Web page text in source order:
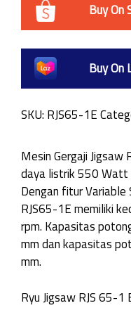
Buy On
Buy On
SKU: RJS65-1E
Mesin Gergaji Jigsaw
daya listrik 550 Watt
Dengan fitur Variable
RJS65-1E memiliki
rpm. Kapasitas
mm dan kapasitas
mm.
Ryu Jigsaw RJS 65-1